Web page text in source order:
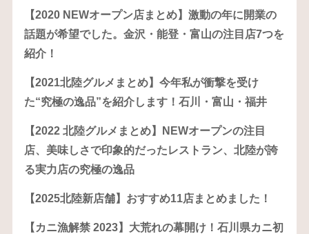
【2020 NEWオープン店まとめ】激動の年に開業の
話題が希望でした。金沢・能登・富山の注目店7つを
紹介！
【2021北陸グルメまとめ】今年私が衝撃を受け
た“究極の逸品”を紹介します！石川・富山・福井
【2022 北陸グルメまとめ】NEWオープンの注目
店、美味しさで印象的だったレストラン、北陸が誇
る実力店の究極の逸品
【2025北陸新店舗】おすすめ11店まとめました！
【カニ漁解禁 2023】大荒れの幕開け！石川県カニ初